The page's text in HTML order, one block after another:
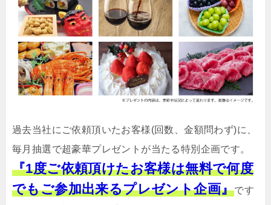
過去当社にご依頼頂いたお客様(回数、金額問わず)に、
毎月抽選で超豪華プレゼントが当たる特別企画です。
『1度ご依頼頂けたお客様は無料で何度
でもご参加出来るプレゼント企画』です